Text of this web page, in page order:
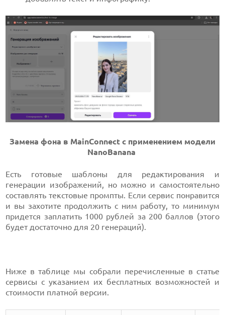
Замена фона в MainConnect с применением модели
NanoBanana
Есть готовые шаблоны для редактирования и
генерации изображений, но можно и самостоятельно
составлять текстовые промпты. Если сервис понравится
и вы захотите продолжить с ним работу, то минимум
придется заплатить 1000 рублей за 200 баллов (этого
будет достаточно для 20 генераций).
Ниже в таблице мы собрали перечисленные в статье
сервисы с указанием их бесплатных возможностей и
стоимости платной версии.